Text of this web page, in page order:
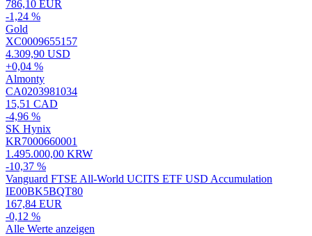
786,10 EUR
-1,24 %
Gold
XC0009655157
4.309,90 USD
+0,04 %
Almonty
CA0203981034
15,51 CAD
-4,96 %
SK Hynix
KR7000660001
1.495.000,00 KRW
-10,37 %
Vanguard FTSE All-World UCITS ETF USD Accumulation
IE00BK5BQT80
167,84 EUR
-0,12 %
Alle Werte anzeigen